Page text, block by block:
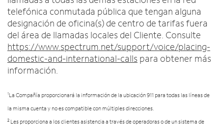
telefónica conmutada pública que tengan alguna
designación de oficina(s) de centro de tarifas fuera
del área de llamadas locales del Cliente. Consulte
https://www.spectrum.net/support/voice/placing-
domestic-and-international-calls para obtener más
información.
1La Compañía proporcionará la información de la ubicación 911 para todas las líneas de
la misma cuenta y no es compatible con múltiples direcciones.
2 Les proporciona a los clientes asistencia a través de operadoras o de un sistema de